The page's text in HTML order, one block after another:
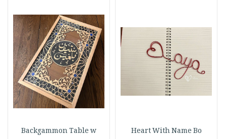
Heart With Name Bo
Backgammon Table w